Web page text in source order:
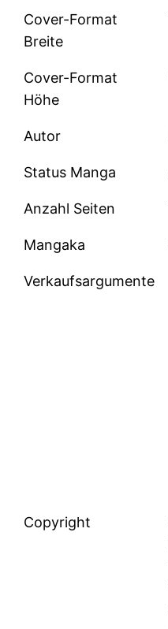
Cover-Format
Breite
Cover-Format
Höhe
Autor
Status Manga
Anzahl Seiten
Mangaka
Verkaufsargumente
Copyright